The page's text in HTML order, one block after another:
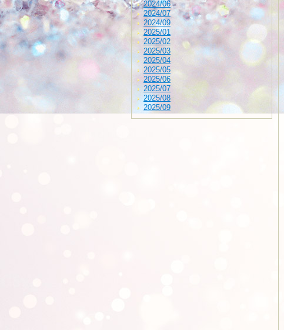
2024/06
2024/07
2024/09
2025/01
2025/02
2025/03
2025/04
2025/05
2025/06
2025/07
2025/08
2025/09